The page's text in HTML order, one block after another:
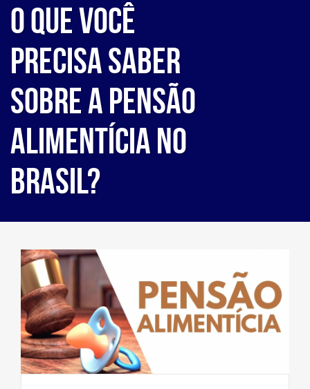
O que você
precisa saber
sobre a Pensão
Alimentícia no
Brasil?